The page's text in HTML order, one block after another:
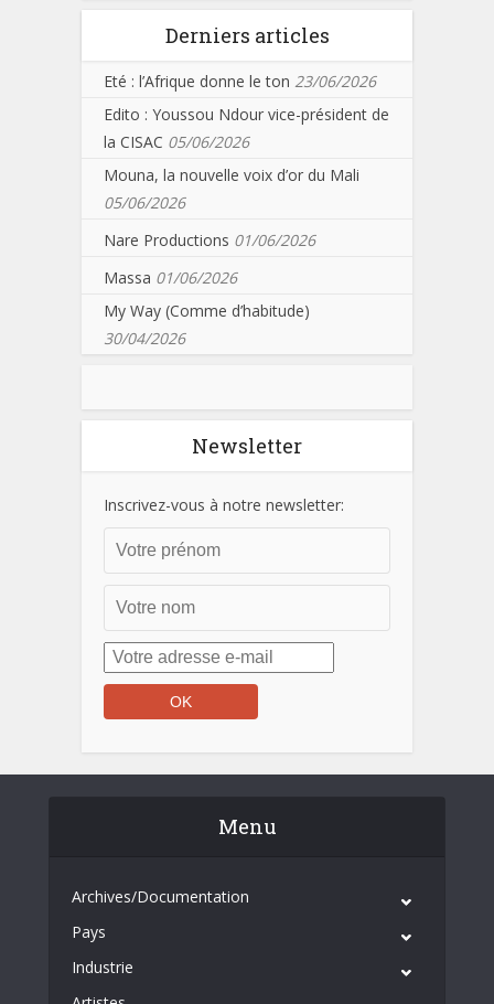
Derniers articles
Eté : l’Afrique donne le ton 23/06/2026
Edito : Youssou Ndour vice-président de
la CISAC 05/06/2026
Mouna, la nouvelle voix d’or du Mali
05/06/2026
Nare Productions 01/06/2026
Massa 01/06/2026
My Way (Comme d’habitude)
30/04/2026
Newsletter
Inscrivez-vous à notre newsletter:
Menu
Archives/Documentation
Pays
Industrie